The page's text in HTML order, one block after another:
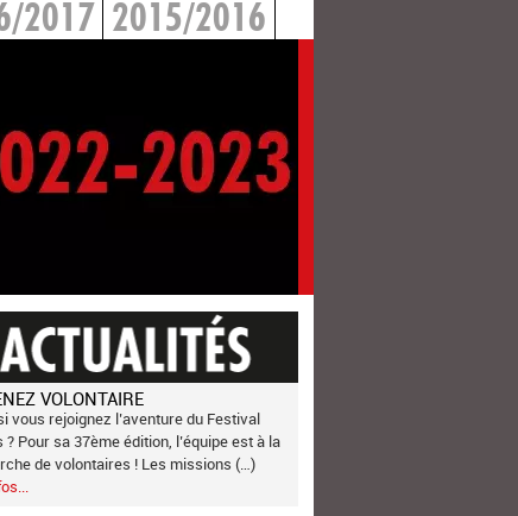
2017 2015/2016
VOLONTAIRE
vous rejoignez l’aventure du Festival
? Pour sa 37ème édition, l’équipe est à la
de volontaires ! Les missions (…)